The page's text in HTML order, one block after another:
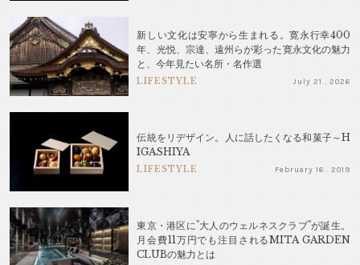
新しい文化は安寧から生まれる。寛永行幸400
年、光悦、宗達、遠州らが彩った寛永文化の魅力
と、今年見たい名所・名作選
LIFESTYLE July 21 . 2026
伝統をリデザイン。人に話したくなる和菓子～H
IGASHIYA
LIFESTYLE February 16 . 2019
東京・港区に"大人のウェルネスクラブ"が誕生。
月会費11万円でも注目されるMITA GARDEN
CLUBの魅力とは